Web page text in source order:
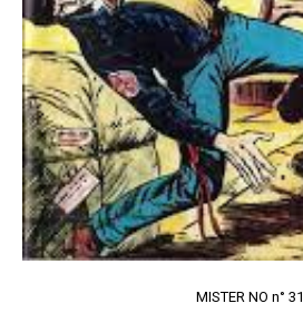
MISTER NO n° 31